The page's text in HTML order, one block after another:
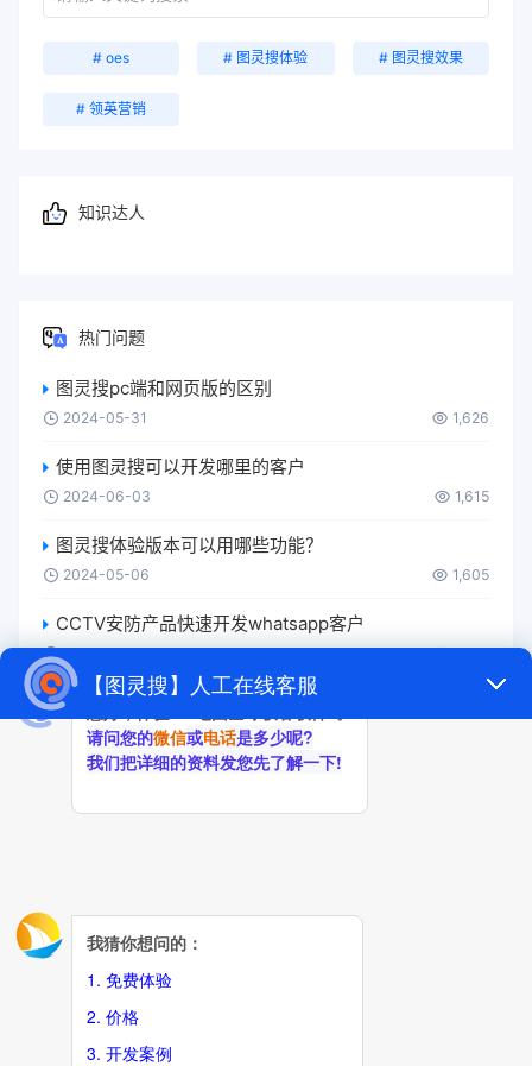
# oes # 图灵搜体验 # 图灵搜效果
# 领英营销
知识达人
热门问题
图灵搜pc端和网页版的区别
2024-05-31 1,626
使用图灵搜可以开发哪里的客户
2024-06-03 1,615
图灵搜体验版本可以用哪些功能？
2024-05-06 1,605
CCTV安防产品快速开发whatsapp客户
2024-05-21 1,544
图灵搜有免费版吗？
2024-05-31